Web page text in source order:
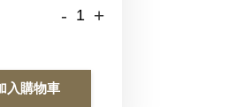
- +
入購物車